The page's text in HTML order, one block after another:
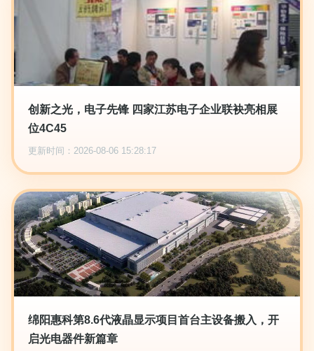
创新之光，电子先锋 四家江苏电子企业联袂亮相展
位4C45
更新时间：2026-08-06 15:28:17
绵阳惠科第8.6代液晶显示项目首台主设备搬入，开
启光电器件新篇章